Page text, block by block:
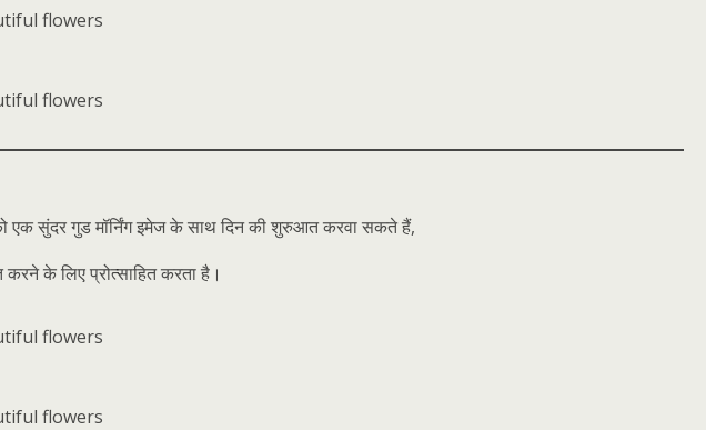
सुंदर गुड मॉर्निंग इमेज के साथ दिन की शुरुआत करवा सकते हैं,
के लिए प्रोत्साहित करता है।